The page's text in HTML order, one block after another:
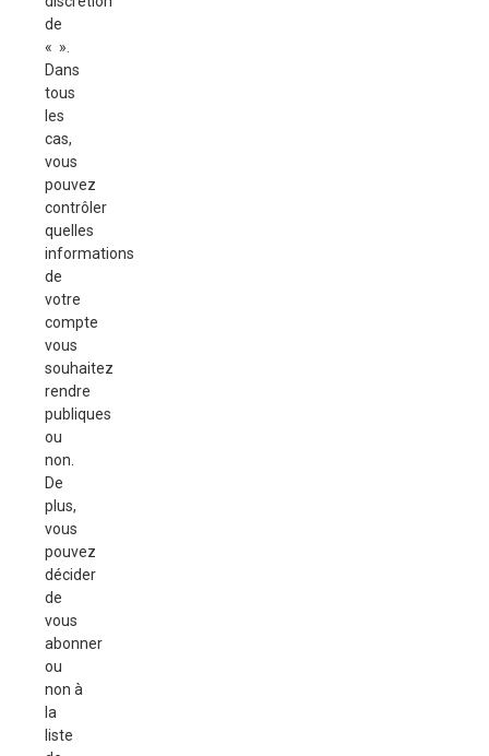
de
« ».
Dans
tous
les
cas,
vous
pouvez
contrôler
quelles
informations
de
votre
compte
vous
souhaitez
rendre
publiques
ou
non.
De
plus,
vous
pouvez
décider
de
vous
abonner
ou
non à
la
liste